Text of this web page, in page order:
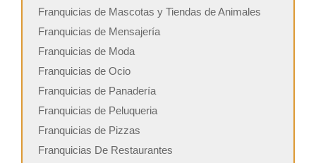
Franquicias de Mascotas y Tiendas de Animales
Franquicias de Mensajería
Franquicias de Moda
Franquicias de Ocio
Franquicias de Panadería
Franquicias de Peluqueria
Franquicias de Pizzas
Franquicias De Restaurantes